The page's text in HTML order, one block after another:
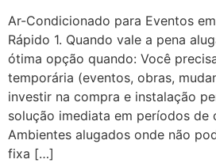
Ar-Condicionado para Eventos
Rápido 1. Quando vale a pena
ótima opção quando: Você
temporária (eventos, obras,
investir na compra e instalação
solução imediata em períodos de
Ambientes alugados onde não
fixa […]